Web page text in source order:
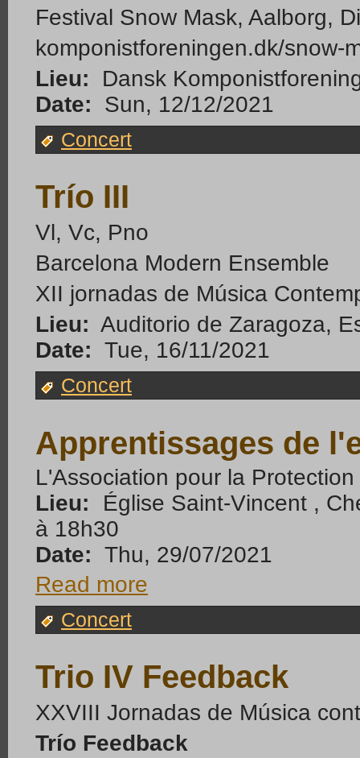
Festival Snow Mask, Aalborg,
komponistforeningen.dk/snow-
Lieu:
Dansk
Date:
Sun, 12/12/2021
Concert
Trío III
Vl, Vc, Pno
Barcelona Modern Ensemble
XII jornadas de Música
Lieu: Auditorio de Zaragoza,
Date: Tue, 16/11/2021
Concert
Apprentissages de
L'Association pour la
Lieu:
Église Saint-Vincent ,
à 18h30
Date: Thu, 29/07/2021
Read more
Concert
Trio IV Feedback
XXVIII Jornadas de Música
Trío Feedback